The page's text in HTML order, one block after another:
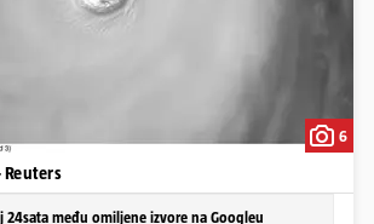
6
24sata među omiljene izvore na Googleu